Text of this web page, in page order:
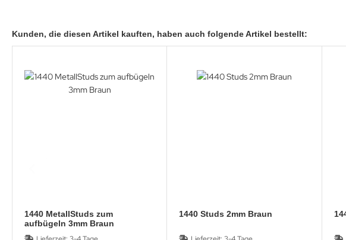
Kunden, die diesen Artikel kauften, haben auch folgende Artikel bestellt:
1440 MetallStuds zum
aufbügeln 3mm Braun
1440 Studs 2mm Braun